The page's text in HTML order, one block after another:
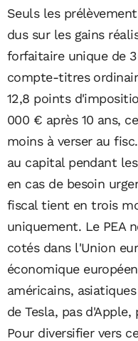
Seuls les
dus sur les gains
forfaitaire unique de
compte-titres
12,8 points
000 € après 10 ans,
moins à verser au
au capital pendant
en cas de besoin
fiscal tient en trois
uniquement. Le PEA
cotés dans l'Union
économique
américains,
de Tesla, pas d'Apple,
Pour diversifier vers